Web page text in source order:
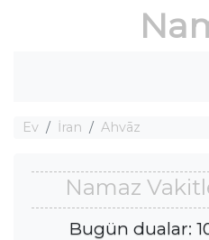
Ev İran Ahvāz
Namaz
Bugün dualar: